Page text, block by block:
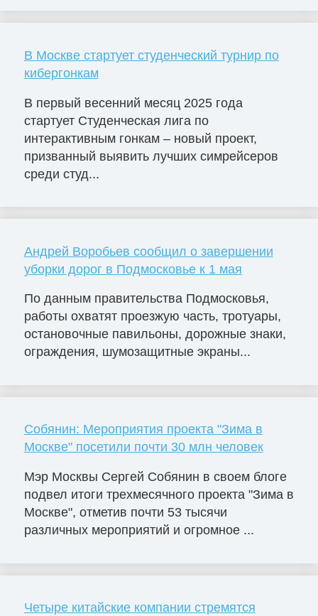
В Москве стартует студенческий турнир по
кибергонкам
В первый весенний месяц 2025 года
стартует Студенческая лига по
интерактивным гонкам – новый проект,
призванный выявить лучших симрейсеров
среди студ...
Андрей Воробьев сообщил о завершении
уборки дорог в Подмосковье к 1 мая
По данным правительства Подмосковья,
работы охватят проезжую часть, тротуары,
остановочные павильоны, дорожные знаки,
ограждения, шумозащитные экраны...
Собянин: Мероприятия проекта "Зима в
Москве" посетили почти 30 млн человек
Мэр Москвы Сергей Собянин в своем блоге
подвел итоги трехмесячного проекта "Зима в
Москве", отметив почти 53 тысячи
различных мероприятий и огромное ...
Четыре китайские компании стремятся